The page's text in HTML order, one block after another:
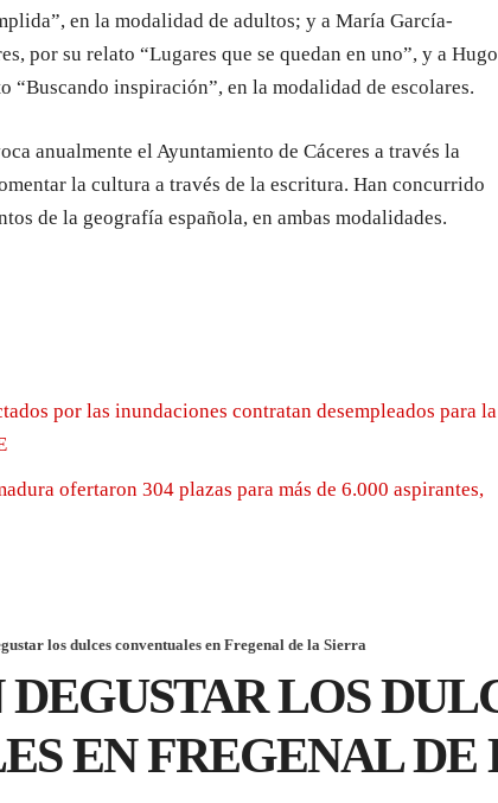
en la modalidad de adultos; y a María García-
por su relato “Lugares que se quedan en uno”, y a Hugo
“Buscando inspiración”, en la modalidad de escolares.
anualmente el Ayuntamiento de Cáceres a través la
la cultura a través de la escritura. Han concurrido
de la geografía española, en ambas modalidades.
por las inundaciones contratan desempleados para la
ofertaron 304 plazas para más de 6.000 aspirantes,